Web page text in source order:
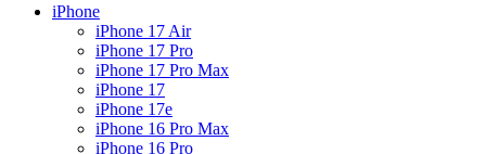
iPhone
iPhone 17 Air
iPhone 17 Pro
iPhone 17 Pro Max
iPhone 17
iPhone 17e
iPhone 16 Pro Max
iPhone 16 Pro